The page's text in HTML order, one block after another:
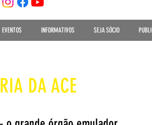
EVENTOS INFORMATIVOS SEJA SÓCIO
DA ACE